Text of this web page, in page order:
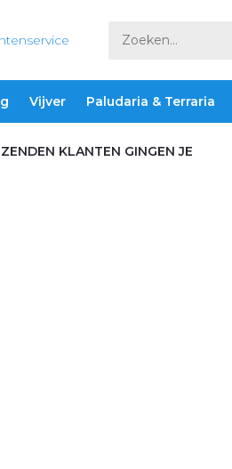
Vijver Paludaria & Terraria
KLANTEN GINGEN JE